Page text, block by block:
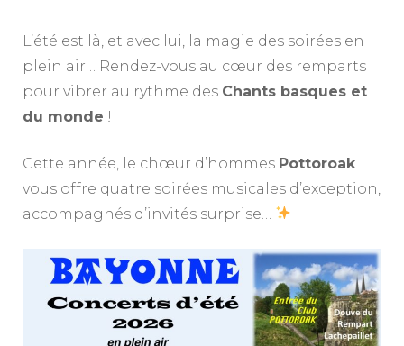
L’été est là, et avec lui, la magie des soirées en
plein air… Rendez-vous au cœur des remparts
pour vibrer au rythme des Chants basques et
du monde !
Cette année, le chœur d’hommes Pottoroak
vous offre quatre soirées musicales d’exception,
accompagnés d’invités surprise…